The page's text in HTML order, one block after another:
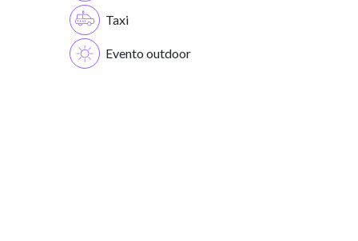
Taxi
Evento outdoor